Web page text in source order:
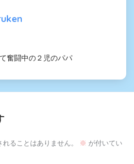
奮闘中の２児のパパ
ることはありません。 ※ が付いてい